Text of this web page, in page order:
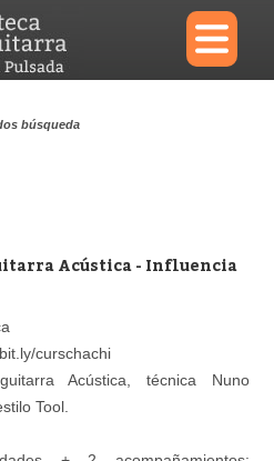
×
búsqueda
Acústica - Influencia
curschachi
Acústica, técnica Nuno
Tool.